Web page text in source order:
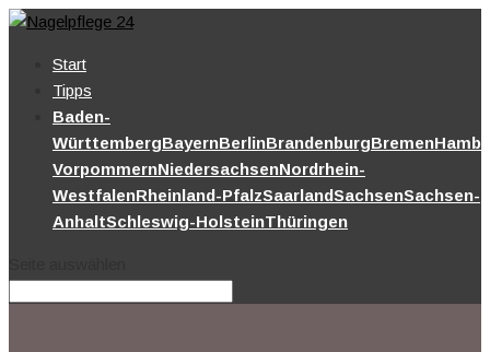
Start
Tipps
Baden-
WürttembergBayernBerlinBrandenburgBremen
VorpommernNiedersachsenNordrhein-
WestfalenRheinland-PfalzSaarlandSachsenSachsen-
AnhaltSchleswig-HolsteinThüringen